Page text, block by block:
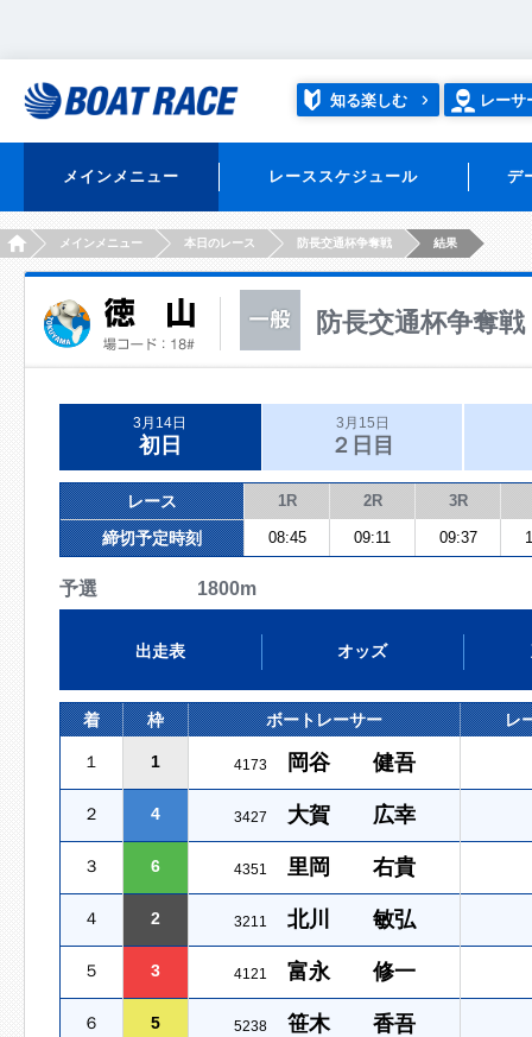
知る楽しむ レーサ
メインメニュー レーススケジュール デ
HOMEメインメニュー 本日のレース 防長交通杯争奪戦 結果
防長交通杯争奪戦
3月14日
初日
3月15日
２日目
レース 1R 2R 3R
締切予定時刻 08:45 09:11 09:37
予選 1800m
出走表 オッズ
着 枠 ボートレーサー レ
１ 1 4173 岡谷 健吾
２ 4 3427 大賀 広幸
３ 6 4351 里岡 右貴
４ 2 3211 北川 敏弘
５ 3 4121 富永 修一
６ 5 5238 笹木 香吾